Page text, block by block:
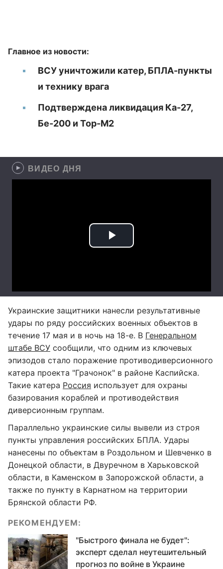
Главное из новости:
ВСУ уничтожили катер, БПЛА-пункты
и технику врага
Подтверждена ликвидация Ка-27,
Бе-200 и Тор-М2
ВИДЕО ДНЯ
Украинские защитники нанесли результативные
удары по ряду российских военных объектов в
течение 17 мая и в ночь на 18-е. В Генеральном
штабе ВСУ сообщили, что одним из ключевых
эпизодов стало поражение противодиверсионного
катера проекта "Грачонок" в районе Каспийска.
Такие катера Россия использует для охраны
базирования кораблей и противодействия
диверсионным группам.
Параллельно украинские силы вывели из строя
пункты управления российских БПЛА. Удары
нанесены по объектам в Роздольном и Шевченко в
Донецкой области, в Двуречном в Харьковской
области, в Каменском в Запорожской области, а
также по пункту в Карнатном на территории
Брянской области РФ.
РЕКОМЕНДУЕМ:
"Быстрого финала не будет":
эксперт сделал неутешительный
прогноз по войне в Украине